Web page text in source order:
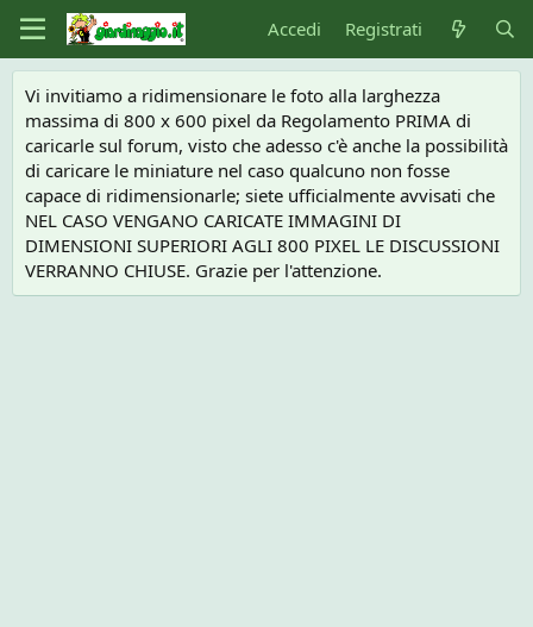
Accedi Registrati
Vi invitiamo a ridimensionare le foto alla larghezza
massima di 800 x 600 pixel da Regolamento PRIMA di
caricarle sul forum, visto che adesso c'è anche la possibilità
di caricare le miniature nel caso qualcuno non fosse
capace di ridimensionarle; siete ufficialmente avvisati che
NEL CASO VENGANO CARICATE IMMAGINI DI
DIMENSIONI SUPERIORI AGLI 800 PIXEL LE DISCUSSIONI
VERRANNO CHIUSE. Grazie per l'attenzione.